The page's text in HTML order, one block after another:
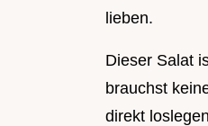
lieben.
Dieser Salat
brauchst
direkt